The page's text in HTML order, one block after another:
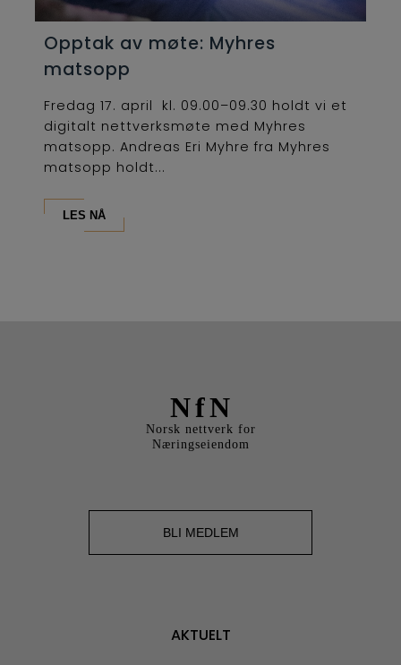
Opptak av møte: Myhres
matsopp
Fredag 17. april kl. 09.00–09.30 holdt vi et
digitalt nettverksmøte med Myhres
matsopp. Andreas Eri Myhre fra Myhres
matsopp holdt...
LES NÅ
NfN
Norsk nettverk for
Næringseiendom
BLI MEDLEM
AKTUELT